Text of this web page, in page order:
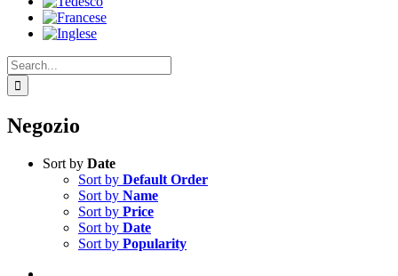
Search
for:
Negozio
Sort by Date
Sort by Default Order
Sort by Name
Sort by Price
Sort by Date
Sort by Popularity